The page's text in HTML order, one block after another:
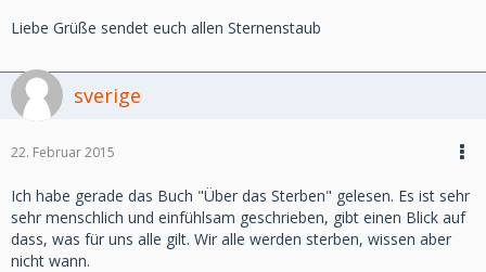
Liebe Grüße sendet euch allen Sternenstaub
sverige
22. Februar 2015
Ich habe gerade das Buch "Über das Sterben" gelesen. Es ist sehr
sehr menschlich und einfühlsam geschrieben, gibt einen Blick auf
dass, was für uns alle gilt. Wir alle werden sterben, wissen aber
nicht wann.